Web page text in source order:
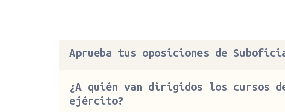
Aprueba tus oposiciones de
¿A quién van dirigidos los cursos
ejército?